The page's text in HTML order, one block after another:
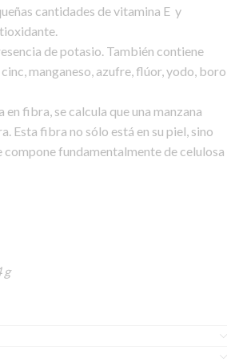
cantidades de vitamina E y
de potasio. También contiene
manganeso, azufre, flúor, yodo, boro
en fibra, se calcula que una manzana
Esta fibra no sólo está en su piel, sino
compone fundamentalmente de celulosa
g